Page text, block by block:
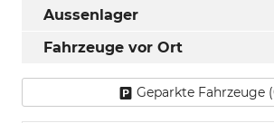
Aussenlager
Fahrzeuge vor Ort
Geparkte Fahrzeuge (